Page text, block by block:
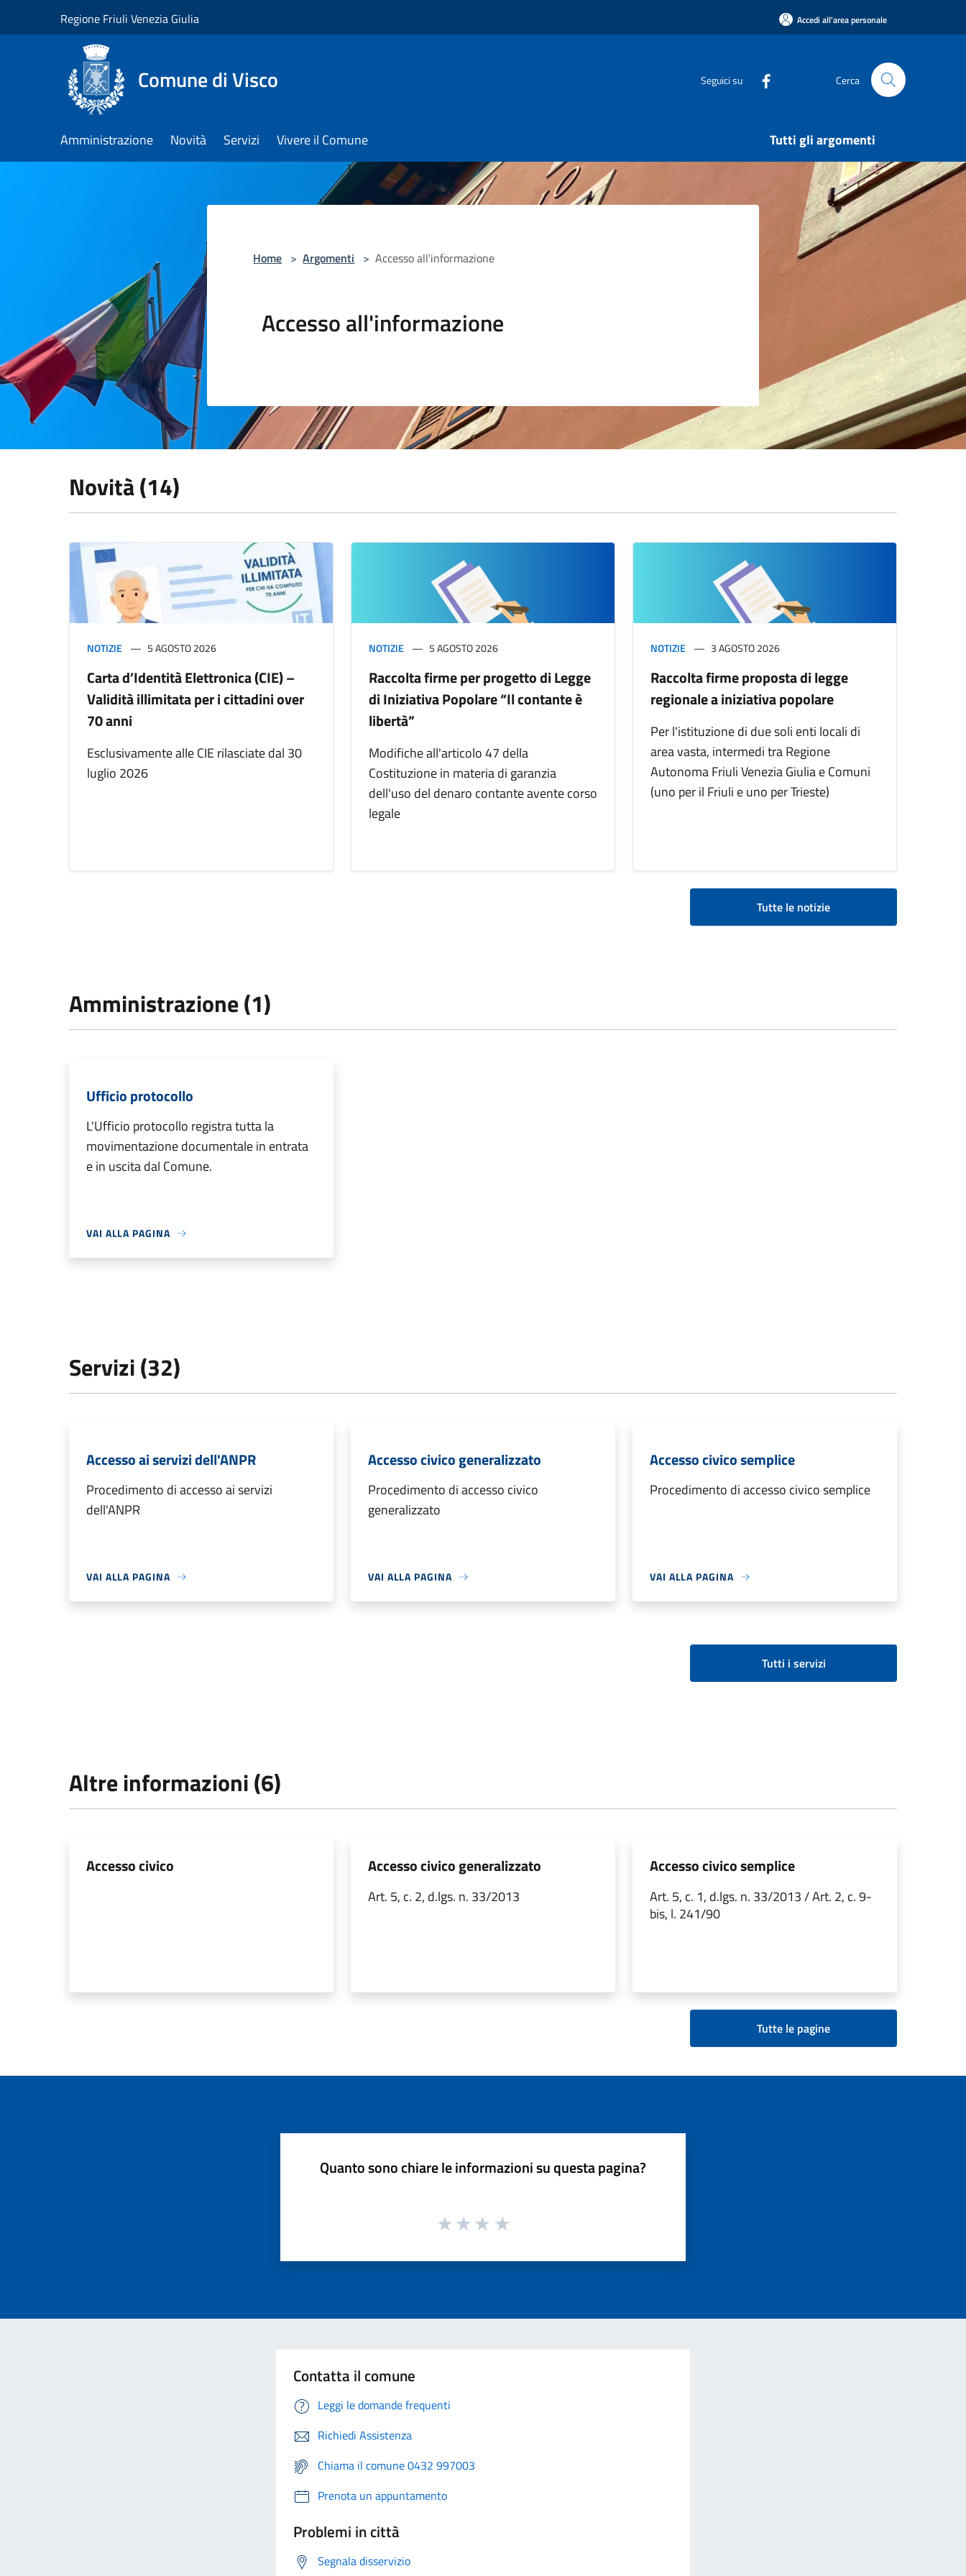
Regione Friuli Venezia Giulia Accedi all'area personale
Comune di Visco Seguici su Cerca
Amministrazione Novità Servizi Vivere il Comune Tutti gli argomenti
Home > Argomenti > Accesso all'informazione
Accesso all'informazione
Novità (14)
NOTIZIE 5 AGOSTO 2026
Carta d’Identità Elettronica (CIE) –
Validità illimitata per i cittadini over
70 anni
Esclusivamente alle CIE rilasciate dal 30
luglio 2026
NOTIZIE 5 AGOSTO 2026
Raccolta firme per progetto di Legge
di Iniziativa Popolare “Il contante è
libertà”
Modifiche all'articolo 47 della
Costituzione in materia di garanzia
dell'uso del denaro contante avente corso
legale
NOTIZIE 3 AGOSTO 2026
Raccolta firme proposta di legge
regionale a iniziativa popolare
Per l'istituzione di due soli enti locali di
area vasta, intermedi tra Regione
Autonoma Friuli Venezia Giulia e Comuni
(uno per il Friuli e uno per Trieste)
Tutte le notizie
Amministrazione (1)
Ufficio protocollo
L'Ufficio protocollo registra tutta la
movimentazione documentale in entrata
e in uscita dal Comune.
VAI ALLA PAGINA
Servizi (32)
Accesso ai servizi dell'ANPR
Procedimento di accesso ai servizi
dell'ANPR
VAI ALLA PAGINA
Accesso civico generalizzato
Procedimento di accesso civico
generalizzato
VAI ALLA PAGINA
Accesso civico semplice
Procedimento di accesso civico semplice
VAI ALLA PAGINA
Tutti i servizi
Altre informazioni (6)
Accesso civico Accesso civico generalizzato
Art. 5, c. 2, d.lgs. n. 33/2013
Accesso civico semplice
Art. 5, c. 1, d.lgs. n. 33/2013 / Art. 2, c. 9-
bis, l. 241/90
Tutte le pagine
Quanto sono chiare le informazioni su questa pagina?
Contatta il comune
Leggi le domande frequenti
Richiedi Assistenza
Chiama il comune 0432 997003
Prenota un appuntamento
Problemi in città
Segnala disservizio